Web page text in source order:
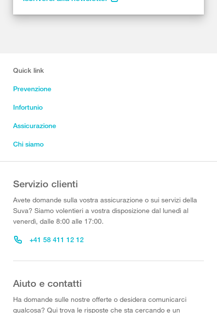
Quick link
Prevenzione
Infortunio
Assicurazione
Chi siamo
Servizio clienti
Avete domande sulla vostra assicurazione o sui servizi della
Suva? Siamo volentieri a vostra disposizione dal lunedì al
venerdì, dalle 8:00 alle 17:00.
+41 58 411 12 12
Aiuto e contatti
Ha domande sulle nostre offerte o desidera comunicarci
qualcosa? Qui trova le risposte che sta cercando e un